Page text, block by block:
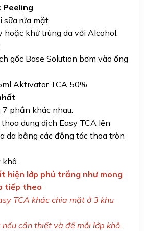
Peeling
sữa rửa mặt.
hoặc khử trùng da với Alcohol.
gốc Base Solution bơm vào ống
Aktivator TCA 50%
phần khác nhau.
dung dịch Easy TCA lên
da bằng các động tác thoa tròn
hiện lớp phủ trắng như mong
tiếp theo
TCA khác chia mặt ở 3 khu
cần thiết và để mỗi lớp khô.